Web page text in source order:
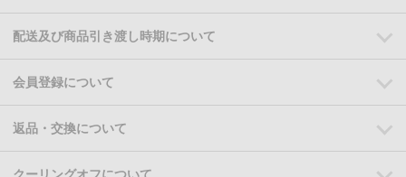
配送及び商品引き渡し時期について
会員登録について
返品・交換について